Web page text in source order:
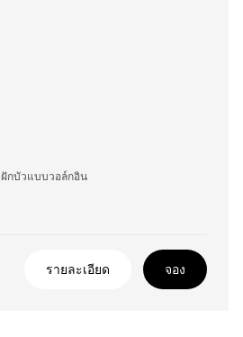
กบัวแบบวอล์กอิน
รายละเอียด จอง